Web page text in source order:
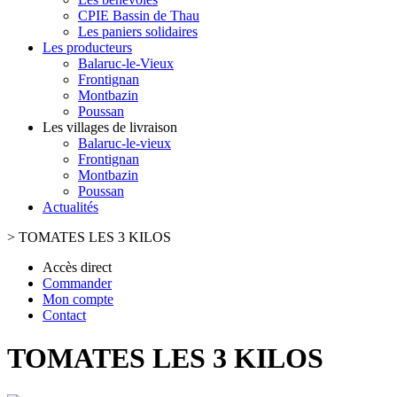
CPIE Bassin de Thau
Les paniers solidaires
Les producteurs
Balaruc-le-Vieux
Frontignan
Montbazin
Poussan
Les villages de livraison
Balaruc-le-vieux
Frontignan
Montbazin
Poussan
Actualités
> TOMATES LES 3 KILOS
Accès direct
Commander
Mon compte
Contact
TOMATES LES 3 KILOS